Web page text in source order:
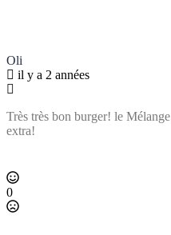
Oli
il y a 2 années
Très très bon burger! le
extra!
0